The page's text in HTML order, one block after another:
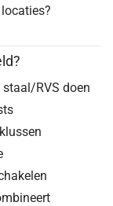
RVS doen